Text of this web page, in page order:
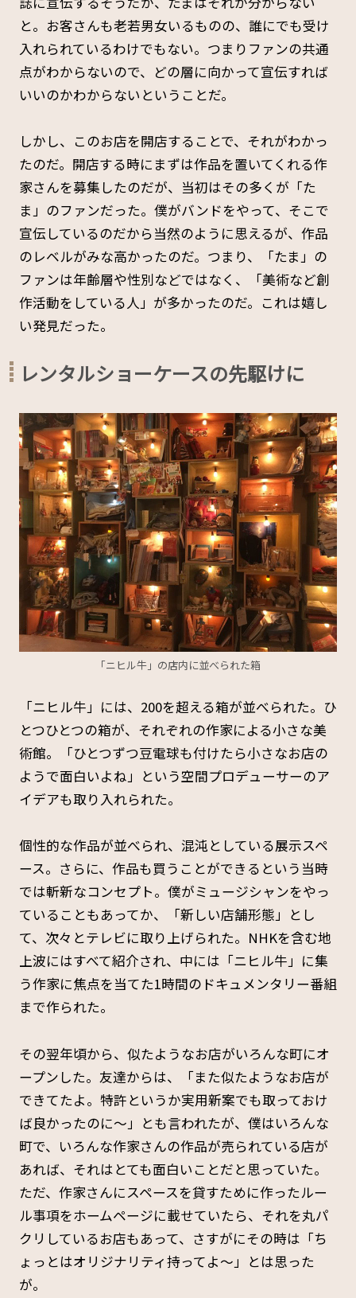
と。お客さんも老若男女いるものの、誰にでも受け
入れられているわけでもない。つまりファンの共通
点がわからないので、どの層に向かって宣伝すれば
いいのかわからないということだ。
しかし、このお店を開店することで、それがわかっ
たのだ。開店する時にまずは作品を置いてくれる作
家さんを募集したのだが、当初はその多くが「た
ま」のファンだった。僕がバンドをやって、そこで
宣伝しているのだから当然のように思えるが、作品
のレベルがみな高かったのだ。つまり、「たま」の
ファンは年齢層や性別などではなく、「美術など創
作活動をしている人」が多かったのだ。これは嬉し
い発見だった。
レンタルショーケースの先駆けに
「ニヒル牛」の店内に並べられた箱
「ニヒル牛」には、200を超える箱が並べられた。ひ
とつひとつの箱が、それぞれの作家による小さな美
術館。「ひとつずつ豆電球も付けたら小さなお店の
ようで面白いよね」という空間プロデューサーのア
イデアも取り入れられた。
個性的な作品が並べられ、混沌としている展示スペ
ース。さらに、作品も買うことができるという当時
では斬新なコンセプト。僕がミュージシャンをやっ
ていることもあってか、「新しい店舗形態」とし
て、次々とテレビに取り上げられた。NHKを含む地
上波にはすべて紹介され、中には「ニヒル牛」に集
う作家に焦点を当てた1時間のドキュメンタリー番組
まで作られた。
その翌年頃から、似たようなお店がいろんな町にオ
ープンした。友達からは、「また似たようなお店が
できてたよ。特許というか実用新案でも取っておけ
ば良かったのに～」とも言われたが、僕はいろんな
町で、いろんな作家さんの作品が売られている店が
あれば、それはとても面白いことだと思っていた。
ただ、作家さんにスペースを貸すために作ったルー
ル事項をホームページに載せていたら、それを丸パ
クリしているお店もあって、さすがにその時は「ち
ょっとはオリジナリティ持ってよ～」とは思った
が。